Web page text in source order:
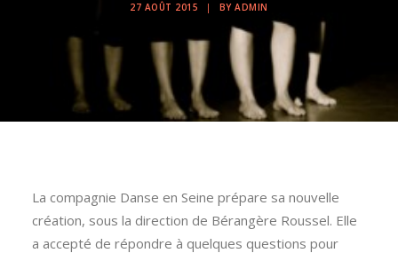
27 AOÛT 2015 | BYADMIN
La compagnie Danse en Seine prépare sa nouvelle
création, sous la direction de Bérangère Roussel. Elle
a accepté de répondre à quelques questions pour